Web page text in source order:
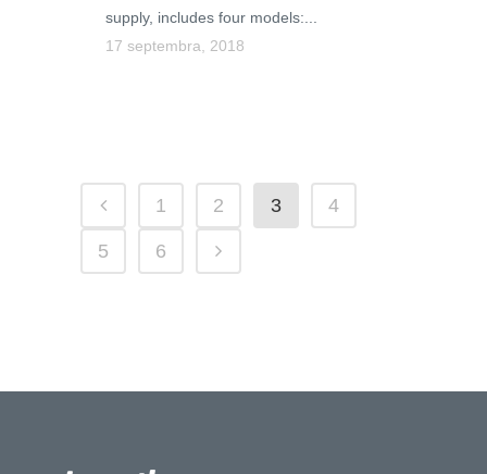
supply, includes four models:...
17 septembra, 2018
1 2 3 4
5 6